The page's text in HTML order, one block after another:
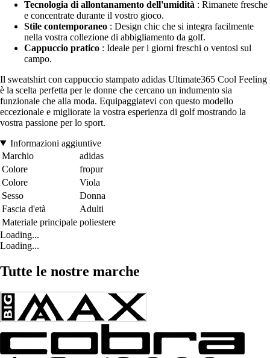
Tecnologia di allontanamento dell'umidità : Rimanete fresche
e concentrate durante il vostro gioco.
Stile contemporaneo : Design chic che si integra facilmente
nella vostra collezione di abbigliamento da golf.
Cappuccio pratico : Ideale per i giorni freschi o ventosi sul
campo.
Il sweatshirt con cappuccio stampato adidas Ultimate365 Cool Feeling
è la scelta perfetta per le donne che cercano un indumento sia
funzionale che alla moda. Equipaggiatevi con questo modello
eccezionale e migliorate la vostra esperienza di golf mostrando la
vostra passione per lo sport.
Informazioni aggiuntive
Marchio
adidas
Colore
fropur
Colore
Viola
Sesso
Donna
Fascia d'età
Adulti
Materiale principale poliestere
Loading...
Loading...
Tutte le nostre marche